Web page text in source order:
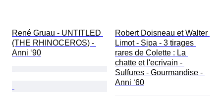
René Gruau - UNTITLED
(THE RHINOCEROS) -
Anni ‘90
Robert Doisneau et Walter
Limot - Sipa - 3 tirages
rares de Colette : La
chatte et l'ecrivain -
Sulfures - Gourmandise -
Anni ‘60